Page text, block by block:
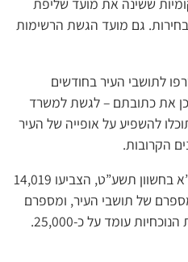
47 יום לפני הבחירות. גם מועד הגשת הרשימות
לתושבי העיר בחודשים
את כתובתם – לגשת למשרד
להשפיע על אופייה של העיר
הקרובות.
בבחירות האחרונות, שנערכו בכ”א בחשוון תשע”ט, הצביעו 14,019
של תושבי העיר, ומספרם
עומד על כ-25,000.